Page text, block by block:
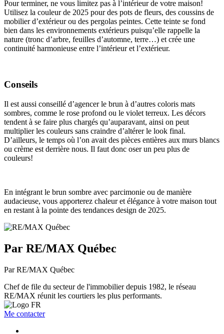
Pour terminer, ne vous limitez pas à l’intérieur de votre maison!
Utilisez la couleur de 2025 pour des pots de fleurs, des coussins de
mobilier d’extérieur ou des pergolas peintes. Cette teinte se fond
bien dans les environnements extérieurs puisqu’elle rappelle la
nature (tronc d’arbre, feuilles d’automne, terre…) et crée une
continuité harmonieuse entre l’intérieur et l’extérieur.
Conseils
Il est aussi conseillé d’agencer le brun à d’autres coloris mats
sombres, comme le rose profond ou le violet terreux. Les décors
tendent à se faire plus chargés qu’auparavant, ainsi on peut
multiplier les couleurs sans craindre d’altérer le look final.
D’ailleurs, le temps où l’on avait des pièces entières aux murs blancs
ou crème est derrière nous. Il faut donc oser un peu plus de
couleurs!
En intégrant le brun sombre avec parcimonie ou de manière
audacieuse, vous apporterez chaleur et élégance à votre maison tout
en restant à la pointe des tendances design de 2025.
Par RE/MAX Québec
Par RE/MAX Québec
Chef de file du secteur de l'immobilier depuis 1982, le réseau
RE/MAX réunit les courtiers les plus performants.
Me contacter